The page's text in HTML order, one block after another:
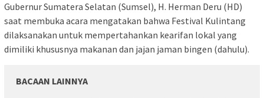
Gubernur Sumatera Selatan (Sumsel), H. Herman Deru (HD)
saat membuka acara mengatakan bahwa Festival Kulintang
dilaksanakan untuk mempertahankan kearifan lokal yang
dimiliki khususnya makanan dan jajan jaman bingen (dahulu).
BACAAN LAINNYA